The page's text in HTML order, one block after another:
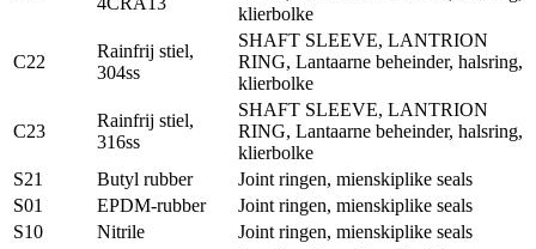
klierbolke
C22
Rainfrij stiel,
304ss
SHAFT SLEEVE, LANTRION
RING, Lantaarne beheinder, halsring,
klierbolke
C23
Rainfrij stiel,
316ss
SHAFT SLEEVE, LANTRION
RING, Lantaarne beheinder, halsring,
klierbolke
S21
Butyl rubber
Joint ringen, mienskiplike seals
S01
EPDM-rubber
Joint ringen, mienskiplike seals
S10
Nitrile
Joint ringen, mienskiplike seals